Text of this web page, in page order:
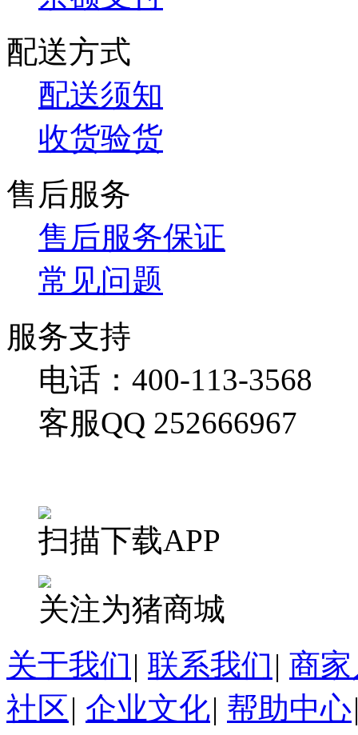
配送方式
配送须知
收货验货
售后服务
售后服务保证
常见问题
服务支持
电话：400-113-3568
客服QQ 252666967
扫描下载APP
关注为猪商城
关于我们 | 联系我们 | 商
社区| 企业文化| 帮助中心